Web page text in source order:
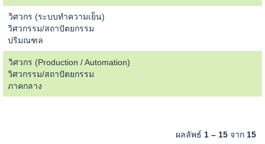
วิศวกร (ระบบทำความเย็น)
วิศวกรรม/สถาปัตยกรรม
ปริมณฑล
วิศวกร (Production / Automation)
วิศวกรรม/สถาปัตยกรรม
ภาคกลาง
ผลลัพธ์ 1 – 15 จาก 15